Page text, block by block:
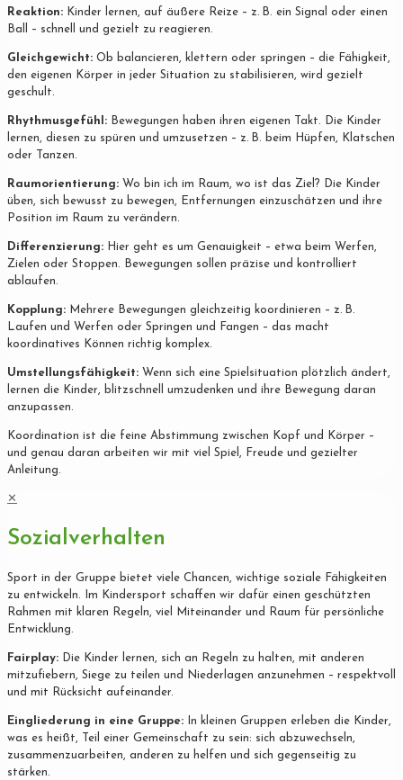
Reaktion: Kinder lernen, auf äußere Reize – z. B. ein Signal oder einen
Ball – schnell und gezielt zu reagieren.
Gleichgewicht: Ob balancieren, klettern oder springen – die Fähigkeit,
den eigenen Körper in jeder Situation zu stabilisieren, wird gezielt
geschult.
Rhythmusgefühl: Bewegungen haben ihren eigenen Takt. Die Kinder
lernen, diesen zu spüren und umzusetzen – z. B. beim Hüpfen, Klatschen
oder Tanzen.
Raumorientierung: Wo bin ich im Raum, wo ist das Ziel? Die Kinder
üben, sich bewusst zu bewegen, Entfernungen einzuschätzen und ihre
Position im Raum zu verändern.
Differenzierung: Hier geht es um Genauigkeit – etwa beim Werfen,
Zielen oder Stoppen. Bewegungen sollen präzise und kontrolliert
ablaufen.
Kopplung: Mehrere Bewegungen gleichzeitig koordinieren – z. B.
Laufen und Werfen oder Springen und Fangen – das macht
koordinatives Können richtig komplex.
Umstellungsfähigkeit: Wenn sich eine Spielsituation plötzlich ändert,
lernen die Kinder, blitzschnell umzudenken und ihre Bewegung daran
anzupassen.
Koordination ist die feine Abstimmung zwischen Kopf und Körper –
und genau daran arbeiten wir mit viel Spiel, Freude und gezielter
Anleitung.
✕
Sozialverhalten
Sport in der Gruppe bietet viele Chancen, wichtige soziale Fähigkeiten
zu entwickeln. Im Kindersport schaffen wir dafür einen geschützten
Rahmen mit klaren Regeln, viel Miteinander und Raum für persönliche
Entwicklung.
Fairplay: Die Kinder lernen, sich an Regeln zu halten, mit anderen
mitzufiebern, Siege zu teilen und Niederlagen anzunehmen – respektvoll
und mit Rücksicht aufeinander.
Eingliederung in eine Gruppe: In kleinen Gruppen erleben die Kinder,
was es heißt, Teil einer Gemeinschaft zu sein: sich abzuwechseln,
zusammenzuarbeiten, anderen zu helfen und sich gegenseitig zu
stärken.